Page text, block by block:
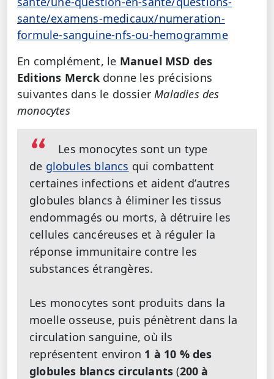
sante/examens-medicaux/numeration-
formule-sanguine-nfs-ou-hemogramme
En complément, le Manuel MSD des
Editions Merckdonne les précisions
suivantes dans le dossier Maladies des
monocytes
Les monocytes sont un type
de globules blancs qui combattent
certaines infections et aident d’autres
globules blancs à éliminer les tissus
endommagés ou morts, à détruire les
cellules cancéreuses et à réguler la
réponse immunitaire contre les
substances étrangères.
Les monocytes sont produits dans la
moelle osseuse, puis pénètrent dans la
circulation sanguine, où ils
représentent environ 1 à 10 % des
globules blancs circulants (200 à